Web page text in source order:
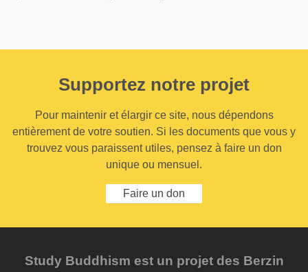
Supportez notre projet
Pour maintenir et élargir ce site, nous dépendons
entièrement de votre soutien. Si les documents que vous y
trouvez vous paraissent utiles, pensez à faire un don
unique ou mensuel.
Faire un don
Study Buddhism est un projet des Berzin